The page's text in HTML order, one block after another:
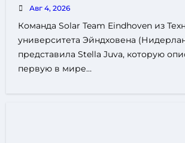
Авг 4, 2026
Команда Solar Team Eindhoven из Технического
университета Эйндховена
представила Stella Juva, которую
первую в мире…